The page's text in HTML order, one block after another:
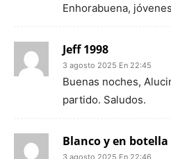
Enhorabuena, jóvenes
Jeff 1998
3 agosto 2025 En 22:45
Buenas noches,
partido. Saludos.
Blanco y en botella
3 agosto 2025 En 22:46